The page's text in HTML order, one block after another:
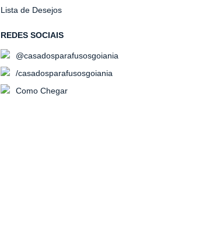
Lista de Desejos
REDES SOCIAIS
@casadosparafusosgoiania
/casadosparafusosgoiania
Como Chegar